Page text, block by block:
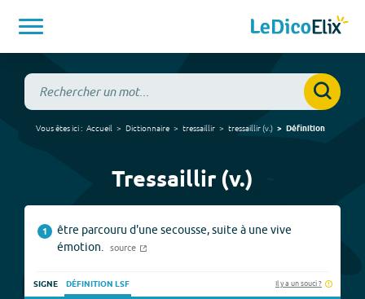
Vous êtes ici : Accueil Dictionnaire tressaillir tressaillir(v.) Définition
Tressaillir (v.)
1
être parcouru d'une secousse, suite à une vive
émotion.
source
SIGNE DÉFINITION LSF Il y a un souci ?